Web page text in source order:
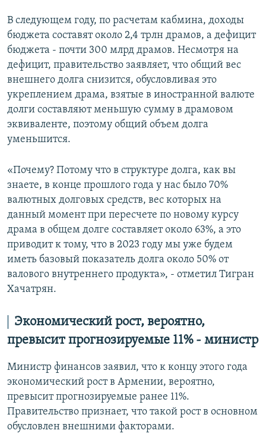
В следующем году, по расчетам кабмина, доходы
бюджета составят около 2,4 трлн драмов, а дефицит
бюджета - почти 300 млрд драмов. Несмотря на
дефицит, правительство заявляет, что общий вес
внешнего долга снизится, обусловливая это
укреплением драма, взятые в иностранной валюте
долги составляют меньшую сумму в драмовом
эквиваленте, поэтому общий объем долга
уменьшится.
«Почему? Потому что в структуре долга, как вы
знаете, в конце прошлого года у нас было 70%
валютных долговых средств, вес которых на
данный момент при пересчете по новому курсу
драма в общем долге составляет около 63%, а это
приводит к тому, что в 2023 году мы уже будем
иметь базовый показатель долга около 50% от
валового внутреннего продукта», - отметил Тигран
Хачатрян.
Экономический рост, вероятно,
превысит прогнозируемые 11% - министр
Министр финансов заявил, что к концу этого года
экономический рост в Армении, вероятно,
превысит прогнозируемые ранее 11%.
Правительство признает, что такой рост в основном
обусловлен внешними факторами.